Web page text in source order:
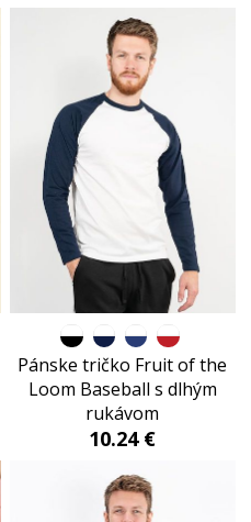
Pánske tričko Fruit of the
Loom Baseball s dlhým
rukávom
10.24 €